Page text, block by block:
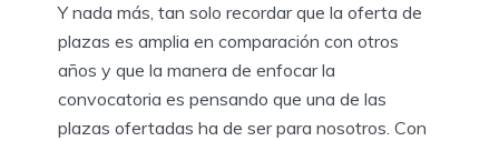
Y nada más, tan solo recordar que la oferta de
plazas es amplia en comparación con otros
años y que la manera de enfocar la
convocatoria es pensando que una de las
plazas ofertadas ha de ser para nosotros. Con